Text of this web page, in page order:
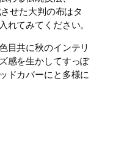
せた大判の布はタ
れてみてください。
目共に秋のインテリ
感を生かしてすっぽ
ドカバーにと多様に